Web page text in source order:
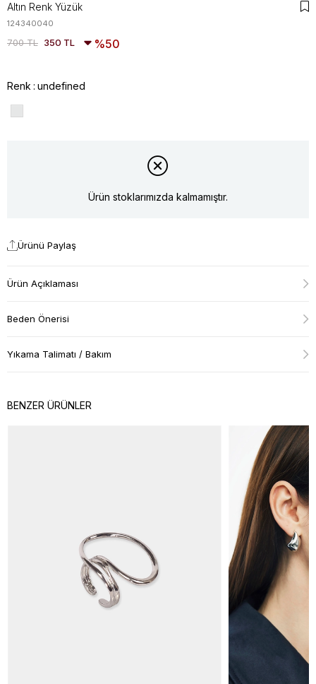
Altın Renk Yüzük
124340040
700 TL 350 TL 50
Renk undefined
Ürün stoklarımızda kalmamıştır.
Ürünü Paylaş
Ürün Açıklaması
Beden Önerisi
Yıkama Talimatı / Bakım
BENZER ÜRÜNLER